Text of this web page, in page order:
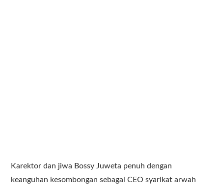
Karektor dan jiwa Bossy Juweta penuh dengan
keanguhan kesombongan sebagai CEO syarikat arwah